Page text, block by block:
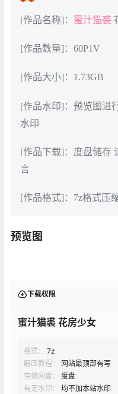
[作品名称]： 蜜汁猫裘
[作品数量]：60P1V
[作品大小]：1.73GB
[作品水印]：预览图进
水印
[作品下载]：度盘储存
言
[作品格式]：7z格式压
预览图
下载权限
蜜汁猫裘 花房少女
格式：
7z
解压教程：
网站最顶部有写
存储网盘：
度盘
有无水印：
均不加本站水印